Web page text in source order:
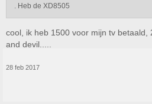
. Heb de XD8505
cool, ik heb 1500 voor mijn tv
and devil.....
28 feb 2017